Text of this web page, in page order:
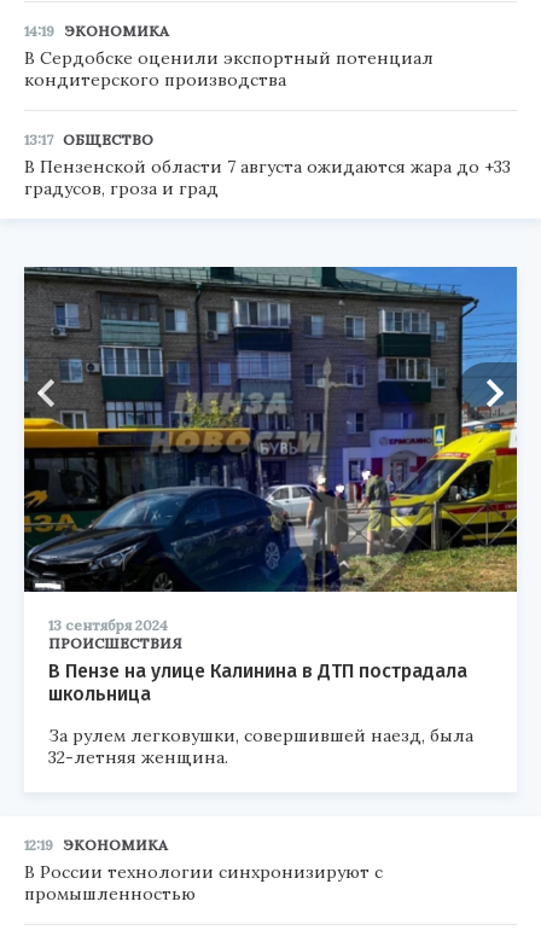
14:19 ЭКОНОМИКА
В Сердобске оценили экспортный потенциал
кондитерского производства
13:17 ОБЩЕСТВО
В Пензенской области 7 августа ожидаются жара до +33
градусов, гроза и град
13 сентября 2024
ПРОИСШЕСТВИЯ
В Пензе на улице Калинина в ДТП пострадала
школьница
За рулем легковушки, совершившей наезд, была
32-летняя женщина.
12:19 ЭКОНОМИКА
В России технологии синхронизируют с
промышленностью